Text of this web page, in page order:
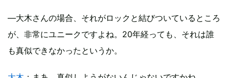
—大木さんの場合、それがロックと結びついているところ
が、非常にユニークですよね。20年経っても、それは誰
も真似できなかったというか。